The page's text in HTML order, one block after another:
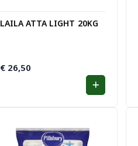
LAILA ATTA LIGHT 20KG
€26,50